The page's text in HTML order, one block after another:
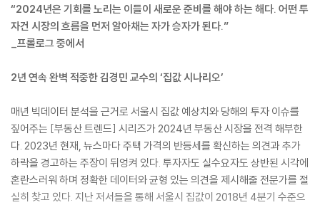
“2024년은 기회를 노리는 이들이 새로운 준비를 해야 하는 해다. 어떤 투
자건 시장의 흐름을 먼저 알아채는 자가 승자가 된다.”
_프롤로그 중에서
2년 연속 완벽 적중한 김경민 교수의 ‘집값 시나리오’
매년 빅데이터 분석을 근거로 서울시 집값 예상치와 당해의 투자 이슈를
짚어주는 [부동산 트렌드] 시리즈가 2024년 부동산 시장을 전격 해부한
다. 2023년 현재, 뉴스마다 주택 가격의 반등세를 확신하는 의견과 추가
하락을 경고하는 주장이 뒤엉켜 있다. 투자자도 실수요자도 상반된 시각에
혼란스러워 하며 정확한 데이터와 균형 있는 의견을 제시해줄 전문가를 절
실히 찾고 있다. 지난 저서들을 통해 서울시 집값이 2018년 4분기 수준으